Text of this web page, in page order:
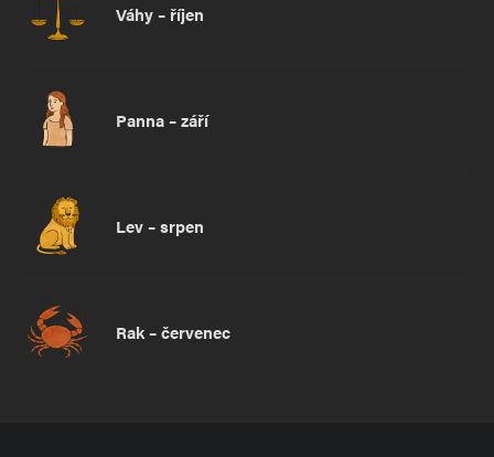
Váhy – říjen
Panna – září
Lev – srpen
Rak – červenec